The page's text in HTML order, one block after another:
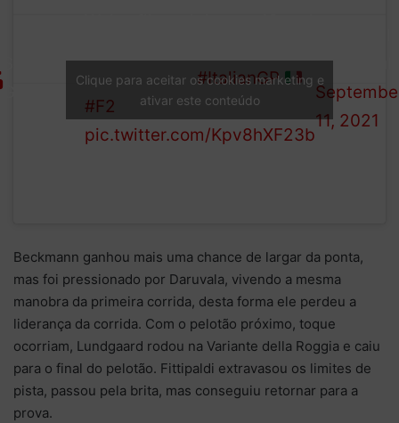
STARTING
GRID
Sprint Race 2!#ItalianGP
#F2
pic.twitter.com/Kpv8hXF23b
11, 2021
Clique para aceitar os cookies marketing e
ativar este conteúdo
Beckmann ganhou mais uma chance de largar da ponta,
mas foi pressionado por Daruvala, vivendo a mesma
manobra da primeira corrida, desta forma ele perdeu a
liderança da corrida. Com o pelotão próximo, toque
ocorriam, Lundgaard rodou na Variante della Roggia e caiu
para o final do pelotão. Fittipaldi extravasou os limites de
pista, passou pela brita, mas conseguiu retornar para a
prova.